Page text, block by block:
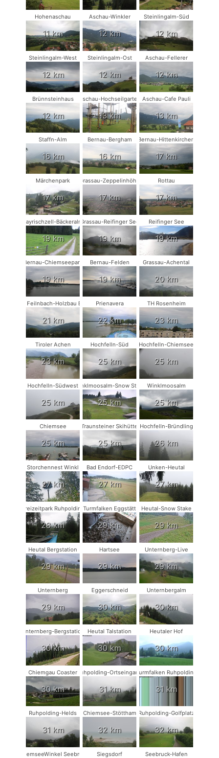
Hohenaschau
11 km
Aschau-Winkler
12 km
Steinlingalm-Süd
12 km
Steinlingalm-West
12 km
Steinlingalm-Ost
12 km
Aschau-Fellerer
12 km
Brünnsteinhaus
12 km
Aschau-Hochseilgarten
13 km
Aschau-Cafe Pauli
13 km
Staffn-Alm
16 km
Bernau-Bergham
16 km
Bernau-Hittenkirchen
17 km
Märchenpark
17 km
Grassau-Zeppelinhöhe
17 km
Rottau
17 km
Bayrischzell-Bäckeralm
19 km
Grassau-Reifinger See
19 km
Reifinger See
19 km
Bernau-Chiemseepark
19 km
Bernau-Felden
19 km
Grassau-Achental
20 km
Bad Feilnbach-Holzbau Eder
21 km
Prienavera
22 km
TH Rosenheim
23 km
Tiroler Achen
23 km
Hochfelln-Süd
25 km
Hochfelln-Chiemsee
25 km
Hochfelln-Südwest
25 km
Winklmoosalm-Snow Stake
25 km
Winklmoosalm
25 km
Chiemsee
25 km
Traunsteiner Skihütte
25 km
Hochfelln-Bründling
26 km
Storchennest Winkl
27 km
Bad Endorf-EDPC
27 km
Unken-Heutal
27 km
Freizeitpark Ruhpolding
28 km
Turmfalken Eggstätt
29 km
Heutal-Snow Stake
29 km
Heutal Bergstation
29 km
Hartsee
29 km
Unternberg-Live
29 km
Unternberg
29 km
Eggerschneid
30 km
Unternbergalm
30 km
Unternberg-Bergstation
30 km
Heutal Talstation
30 km
Heutaler Hof
30 km
Chiemgau Coaster
30 km
Ruhpolding-Ortseingang
31 km
Turmfalken Ruhpolding
31 km
Ruhpolding-Helds
31 km
Chiemsee-Stöttham
32 km
Ruhpolding-Golfplatz
32 km
ChiemseeWinkel Seebruck Siegsdorf Seebruck-Hafen